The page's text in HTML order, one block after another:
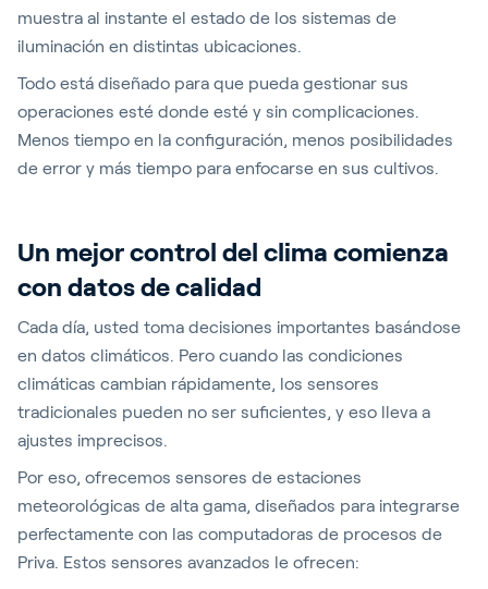
muestra al instante el estado de los sistemas de
iluminación en distintas ubicaciones.
Todo está diseñado para que pueda gestionar sus
operaciones esté donde esté y sin complicaciones.
Menos tiempo en la configuración, menos posibilidades
de error y más tiempo para enfocarse en sus cultivos.
Un mejor control del clima comienza
con datos de calidad
Cada día, usted toma decisiones importantes basándose
en datos climáticos. Pero cuando las condiciones
climáticas cambian rápidamente, los sensores
tradicionales pueden no ser suficientes, y eso lleva a
ajustes imprecisos.
Por eso, ofrecemos sensores de estaciones
meteorológicas de alta gama, diseñados para integrarse
perfectamente con las computadoras de procesos de
Priva. Estos sensores avanzados le ofrecen: